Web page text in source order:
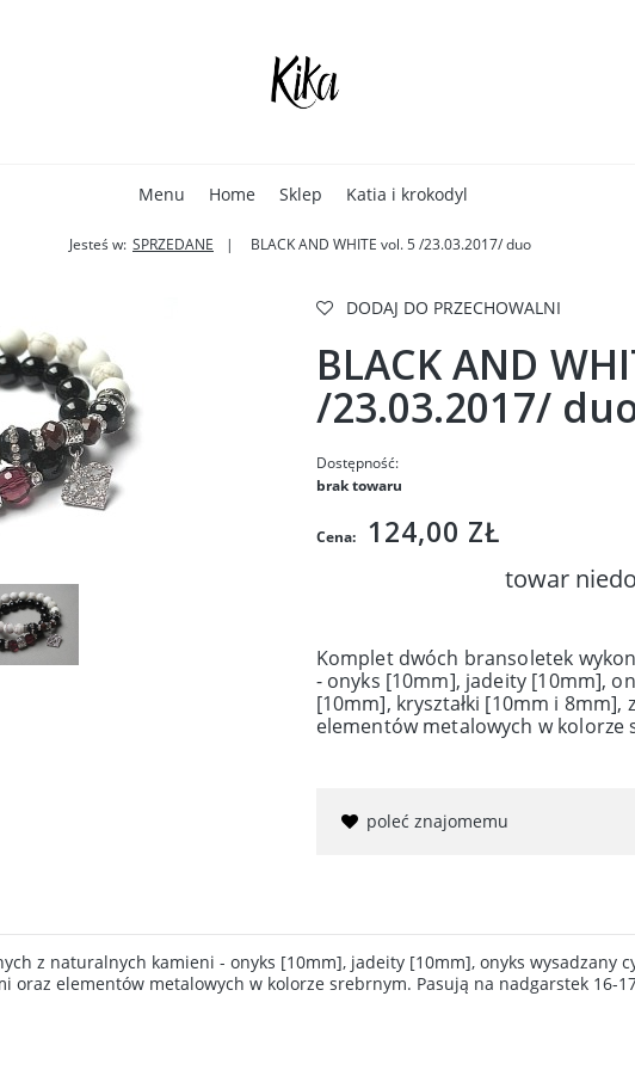
Menu Home Sklep Katia i krokodyl
Jesteś w: SPRZEDANE BLACK AND WHITE vol. 5 /23.03.2017/ duo
DODAJ DO PRZECHOWALNI
BLACK AND
/23.03.2017/
Dostępność:
brak towaru
Cena: 124,00 ZŁ
towar
Komplet dwóch bransoletek
- onyks [10mm], jadeity [10mm],
[10mm], kryształki [10mm i 8mm],
elementów metalowych w kolorze
poleć znajomemu
z naturalnych kamieni - onyks [10mm], jadeity [10mm], onyks wysadzany
oraz elementów metalowych w kolorze srebrnym. Pasują na nadgarstek 16-